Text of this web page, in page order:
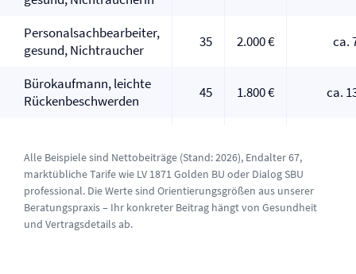
Personalsachbearbeiter,
gesund, Nichtraucher
35 2.000 € ca.
Bürokaufmann, leichte
Rückenbeschwerden
45 1.800 € ca.
Alle Beispiele sind Nettobeiträge (Stand: 2026), Endalter 67,
marktübliche Tarife wie LV 1871 Golden BU oder Dialog SBU
professional. Die Werte sind Orientierungsgrößen aus unserer
Beratungspraxis – Ihr konkreter Beitrag hängt von Gesundheit
und Vertragsdetails ab.